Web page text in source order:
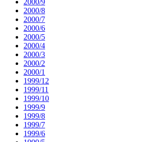
2000/8
2000/7
2000/6
2000/5
2000/4
2000/3
2000/2
2000/1
1999/12
1999/11
1999/10
1999/9
1999/8
1999/7
1999/6